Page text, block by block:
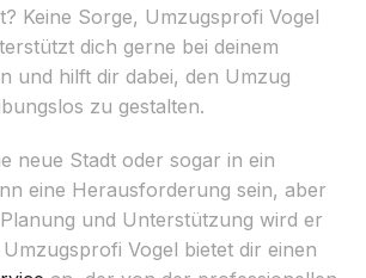
Keine Sorge, Umzugsprofi Vogel
dich gerne bei deinem
und hilft dir dabei, den Umzug
zu gestalten.
neue Stadt oder sogar in ein
eine Herausforderung sein, aber
und Unterstützung wird er
Vogel bietet dir einen